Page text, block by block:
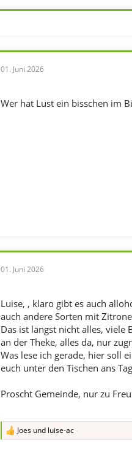
01. Juni 2026
Wer hat Lust ein bisschen im
01. Juni 2026
Luise, , klaro gibt es auch
auch andere Sorten mit
Das ist längst nicht alles, viele
an der Theke, alles da, nur
Was lese ich gerade, hier soll
euch unter den Tischen ans
Proscht Gemeinde, nur zu
R
Joesund luise-ac